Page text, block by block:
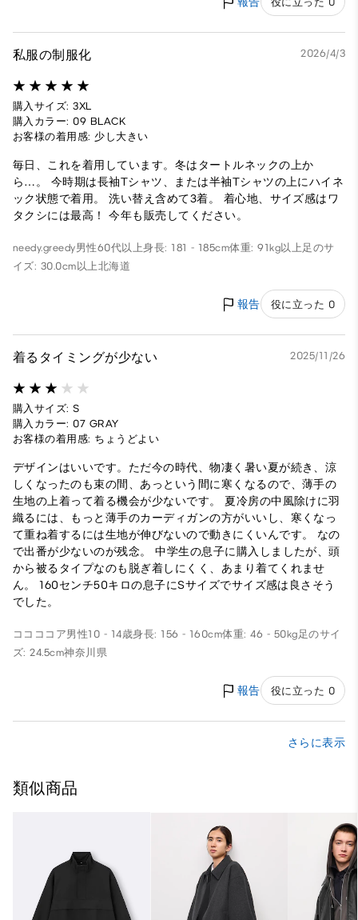
私服の制服化 2026/4/3
購入サイズ: 3XL
購入カラー: 09 BLACK
お客様の着用感: 少し大きい
毎日、これを着用しています。冬はタートルネックの上か
ら…。 今時期は長袖Tシャツ、または半袖Tシャツの上にハイネ
ック状態で着用。 洗い替え含めて3着。 着心地、サイズ感はワ
タクシには最高！ 今年も販売してください。
needy.greedy男性60代以上身長: 181 - 185cm体重: 91kg以上足のサ
イズ: 30.0cm以上北海道
報告 役に立った 0
着るタイミングが少ない 2025/11/26
購入サイズ: S
購入カラー: 07 GRAY
お客様の着用感: ちょうどよい
デザインはいいです。ただ今の時代、物凄く暑い夏が続き、涼
しくなったのも束の間、あっという間に寒くなるので、薄手の
生地の上着って着る機会が少ないです。 夏冷房の中風除けに羽
織るには、もっと薄手のカーディガンの方がいいし、寒くなっ
て重ね着するには生地が伸びないので動きにくいんです。 なの
で出番が少ないのが残念。 中学生の息子に購入しましたが、頭
から被るタイプなのも脱ぎ着しにくく、あまり着てくれませ
ん。 160センチ50キロの息子にSサイズでサイズ感は良さそう
でした。
ココココア男性10 - 14歳身長: 156 - 160cm体重: 46 - 50kg足のサイ
ズ: 24.5cm神奈川県
報告 役に立った 0
さらに表示
類似商品